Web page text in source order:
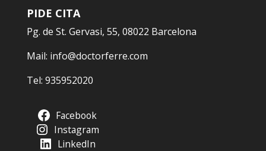
PIDE CITA
Pg. de St. Gervasi, 55, 08022 Barcelona
Mail: info@doctorferre.com
Tel: 935952020
Facebook
Instagram
LinkedIn